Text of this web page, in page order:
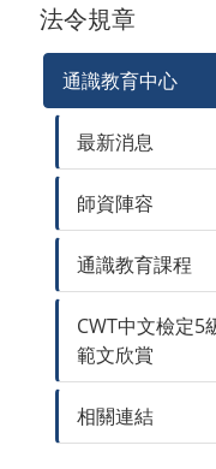
法令規章
通識教育中心
最新消息
師資陣容
通識教育課程
CWT中文檢定5
範文欣賞
相關連結